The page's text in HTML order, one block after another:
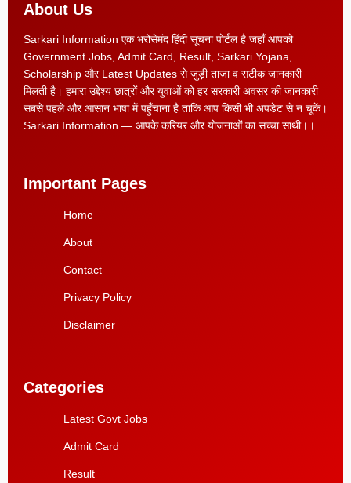
About Us
Sarkari Information एक भरोसेमंद हिंदी सूचना पोर्टल है जहाँ आपको
Government Jobs, Admit Card, Result, Sarkari Yojana,
Scholarship और Latest Updates से जुड़ी ताज़ा व सटीक जानकारी
मिलती है। हमारा उद्देश्य छात्रों और युवाओं को हर सरकारी अवसर की जानकारी
सबसे पहले और आसान भाषा में पहुँचाना है ताकि आप किसी भी अपडेट से न चूकें।
Sarkari Information — आपके करियर और योजनाओं का सच्चा साथी।।
Important Pages
Home
About
Contact
Privacy Policy
Disclaimer
Categories
Latest Govt Jobs
Admit Card
Result